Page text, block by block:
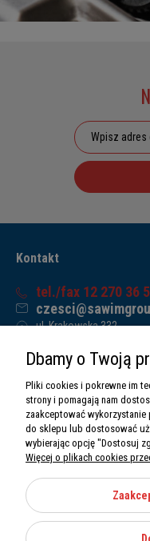
Kontakt
tel./fax 12 270 36
ul. Krakowska 332,
Sawim Group Mariusz
NIP: 5130284470
REGON: 5246591010
O nas
Informacje
Moje konto
Dbamy o Twoją
Pliki cookies i pokrewne im
strony i pomagają nam
zaakceptować
do sklepu lub dostosować
wybierając opcję "Dostosuj
Więcej o plikach cookies